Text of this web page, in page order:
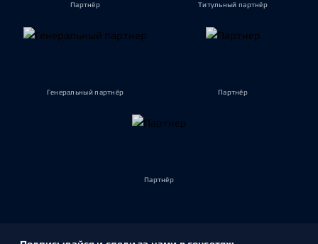
Партнёр Титульный партнёр
Генеральный партнёр Партнёр
Партнёр